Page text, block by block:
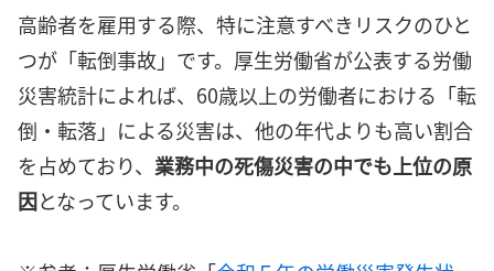
高齢者を雇用する際、特に注意すべきリスクのひと
つが「転倒事故」です。厚生労働省が公表する労働
災害統計によれば、60歳以上の労働者における「転
倒・転落」による災害は、他の年代よりも高い割合
を占めており、 業務中の死傷災害の中でも上位の原
因となっています。